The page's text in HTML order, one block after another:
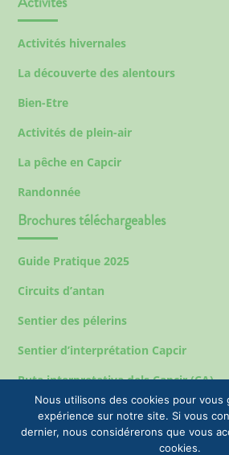
Activités hivernales
La découverte des alentours
Bien-Etre
Activités de plein-air
La pêche en Capcir
Randonnée
Brochures téléchargeables
Guide Pratique 2025
Circuits d’antan
Sentier des pélerins
Sentier d’interprétation Capcir
Ruta interpretativa dels Capcir (CA)
Nous utilisons des cookies pour vous
expérience sur notre site. Si vous
dernier, nous considérerons que vous
cookies.